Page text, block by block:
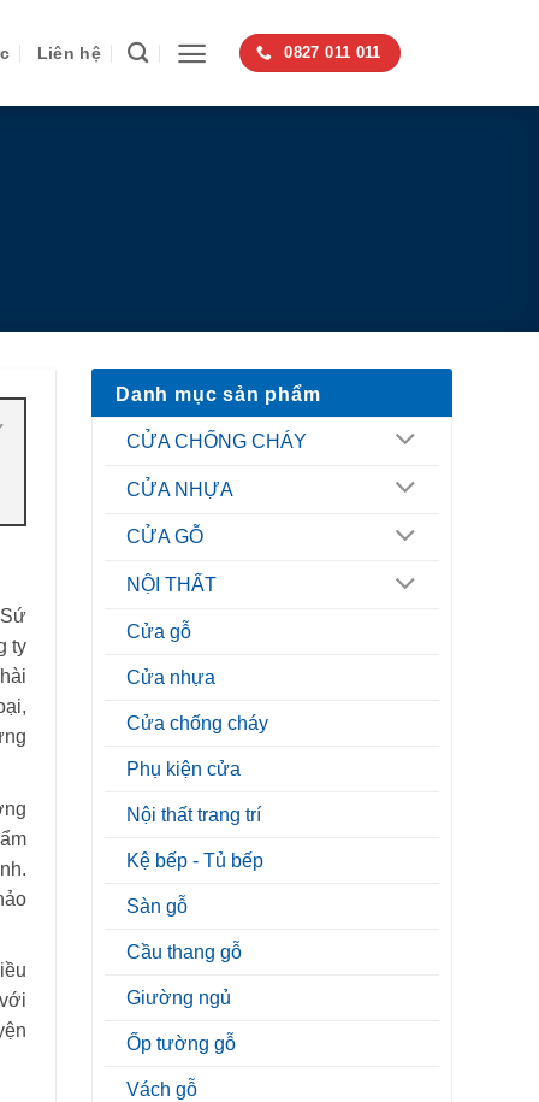
Liên hệ 0827 011 011
ty
Danh mục sản phẩm
CỬA CHỐNG CHÁY
CỬA NHỰA
CỬA GỖ
NỘI THẤT
Cửa gỗ
Cửa nhựa
Cửa chống cháy
Phụ kiện cửa
Nội thất trang trí
Kệ bếp - Tủ bếp
Sàn gỗ
Cầu thang gỗ
Giường ngủ
Ốp tường gỗ
Vách gỗ